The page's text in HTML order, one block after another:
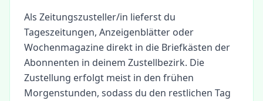
Als Zeitungszusteller/in lieferst du
Tageszeitungen, Anzeigenblätter oder
Wochenmagazine direkt in die Briefkästen der
Abonnenten in deinem Zustellbezirk. Die
Zustellung erfolgt meist in den frühen
Morgenstunden, sodass du den restlichen Tag